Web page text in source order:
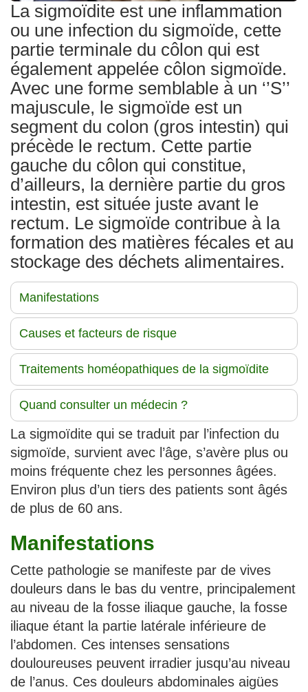
La sigmoïdite est une inflammation
ou une infection du sigmoïde, cette
partie terminale du côlon qui est
également appelée côlon sigmoïde.
Avec une forme semblable à un ‘’S’’
majuscule, le sigmoïde est un
segment du colon (gros intestin) qui
précède le rectum. Cette partie
gauche du côlon qui constitue,
d’ailleurs, la dernière partie du gros
intestin, est située juste avant le
rectum. Le sigmoïde contribue à la
formation des matières fécales et au
stockage des déchets alimentaires.
Manifestations
Causes et facteurs de risque
Traitements homéopathiques de la sigmoïdite
Quand consulter un médecin ?
La sigmoïdite qui se traduit par l’infection du
sigmoïde, survient avec l’âge, s’avère plus ou
moins fréquente chez les personnes âgées.
Environ plus d’un tiers des patients sont âgés
de plus de 60 ans.
Manifestations
Cette pathologie se manifeste par de vives
douleurs dans le bas du ventre, principalement
au niveau de la fosse iliaque gauche, la fosse
iliaque étant la partie latérale inférieure de
l’abdomen. Ces intenses sensations
douloureuses peuvent irradier jusqu’au niveau
de l’anus. Ces douleurs abdominales aigües